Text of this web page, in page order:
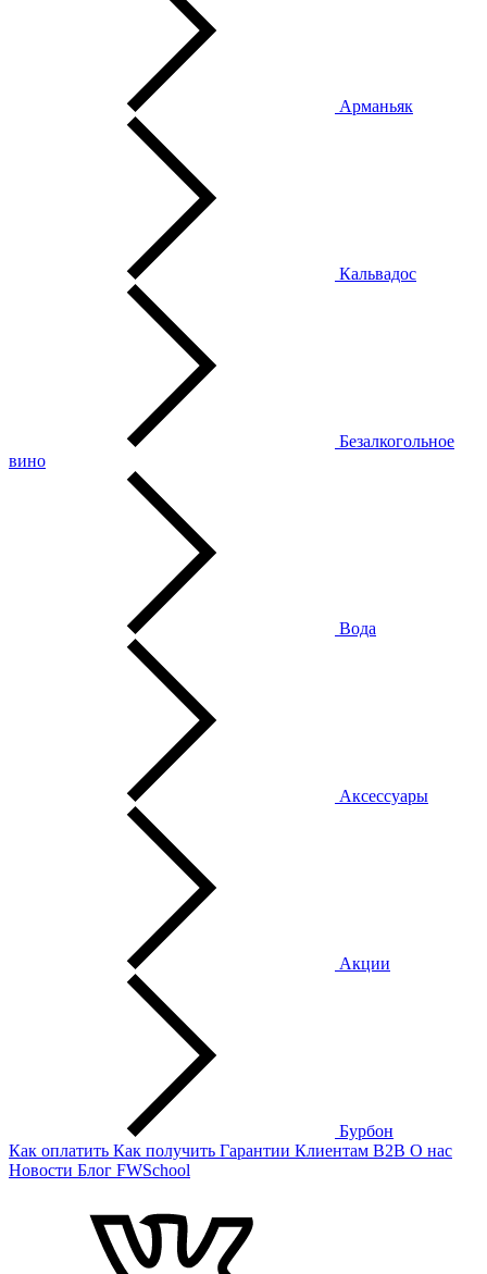
Арманьяк
Кальвадос
Безалкогольное
вино
Вода
Аксессуары
Акции
Бурбон
Как оплатить Как получить Гарантии Клиентам B2B О нас
Новости Блог FWSchool